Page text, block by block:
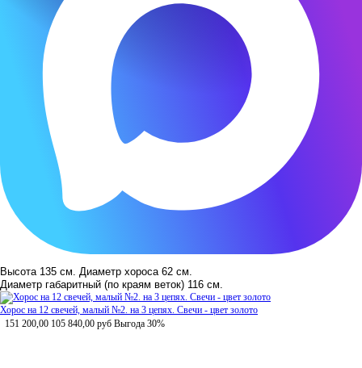
Высота 135 см. Диаметр хороса 62 см.
Диаметр габаритный (по краям веток) 116 см.
Хорос на 12 свечей, малый №2. на 3 цепях. Свечи - цвет золото
151 200,00 105 840,00 руб Выгода 30%